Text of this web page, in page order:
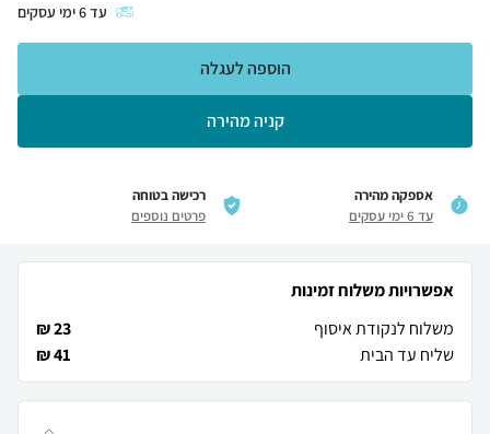
עד6ימי עסקים
קניה מהירה
הוספה לעגלה
אספקה מהירה
עד 6 ימי עסקים
רכישה בטוחה
פרטים נוספים
אפשרויות משלוח זמינות
משלוח לנקודת איסוף
23 ₪
שליח עד הבית
41 ₪